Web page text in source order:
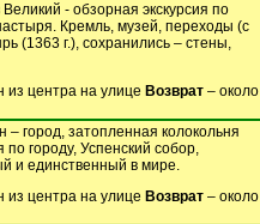
- обзорная экскурсия по
Кремль, музей, переходы (с
(1363 г.), сохранились – стены,
из центра на улице Возврат – около
город, затопленная колокольня
городу, Успенский собор,
и единственный в мире.
из центра на улице Возврат – около